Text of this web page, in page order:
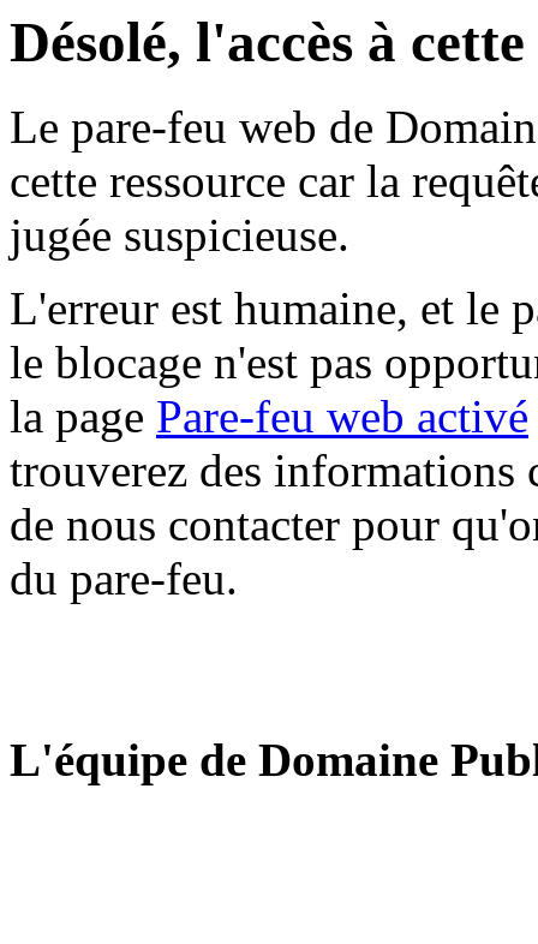
Désolé, l'accès à
Le pare-feu web de
cette ressource car la
jugée suspicieuse.
L'erreur est humaine, et le
le blocage n'est pas
la page Pare-feu web activé
trouverez des informations
de nous contacter pour
du pare-feu.
L'équipe de Domaine